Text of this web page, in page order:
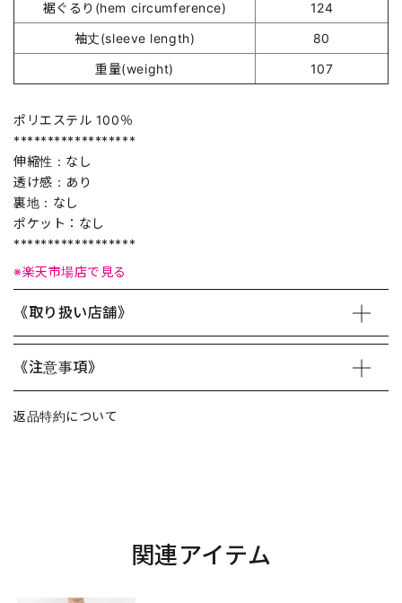
裾ぐるり(hem circumference)
124
袖丈(sleeve length)
80
重量(weight)
107
ポリエステル 100％
******************
伸縮性：なし
透け感：あり
裏地：なし
ポケット：なし
******************
※楽天市場店で見る
《取り扱い店舗》
《注意事項》
返品特約について
関連アイテム